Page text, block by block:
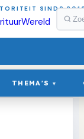
SINDS
THEMA'S ▾